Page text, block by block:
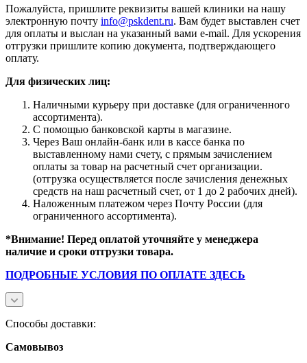
Пожалуйста, пришлите реквизиты вашей клиники на нашу
электронную почту info@pskdent.ru. Вам будет выставлен счет
для оплаты и выслан на указанный вами e-mail. Для ускорения
отгрузки пришлите копию документа, подтверждающего
оплату.
Для физических лиц:
Наличными курьеру при доставке (для ограниченного
ассортимента).
С помощью банковской карты в магазине.
Через Ваш онлайн-банк или в кассе банка по
выставленному нами счету, с прямым зачислением
оплаты за товар на расчетный счет организации.
(отгрузка осуществляется после зачисления денежных
средств на наш расчетный счет, от 1 до 2 рабочих дней).
Наложенным платежом через Почту России (для
ограниченного ассортимента).
*Внимание! Перед оплатой уточняйте у менеджера
наличие и сроки отгрузки товара.
ПОДРОБНЫЕ УСЛОВИЯ ПО ОПЛАТЕ ЗДЕСЬ
Способы доставки:
Самовывоз